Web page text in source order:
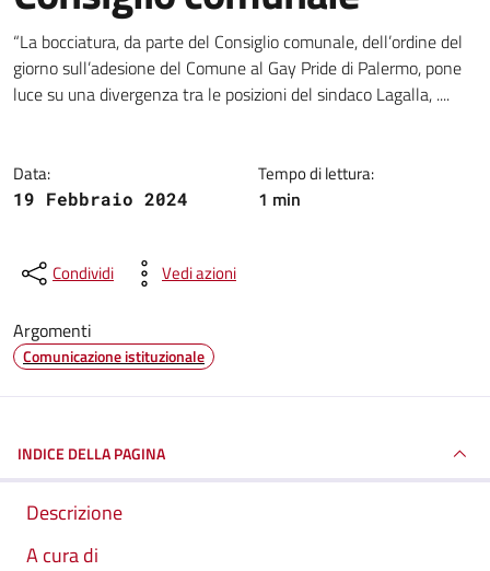
Dettagli della notizia
“La bocciatura, da parte del Consiglio comunale, dell’ordine del
giorno sull’adesione del Comune al Gay Pride di Palermo, pone
luce su una divergenza tra le posizioni del sindaco Lagalla, ....
Data:
19 Febbraio 2024
Tempo di lettura:
1 min
Condividi Vedi azioni
Argomenti
Comunicazione istituzionale
INDICE DELLA PAGINA
Descrizione
A cura di